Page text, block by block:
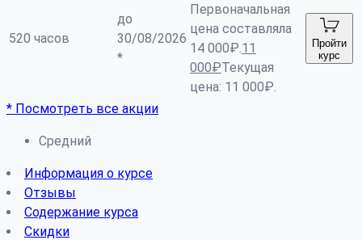
520 часов
до
30/08/2026
*
Первоначальная
цена составляла
14 000₽.11
000₽Текущая
цена: 11 000₽.
Пройти
курс
* Посмотреть все акции
Средний
Информация о курсе
Отзывы
Содержание курса
Скидки